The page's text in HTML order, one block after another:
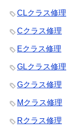
CLクラス修理
Cクラス修理
Eクラス修理
GLクラス修理
Gクラス修理
Mクラス修理
Rクラス修理